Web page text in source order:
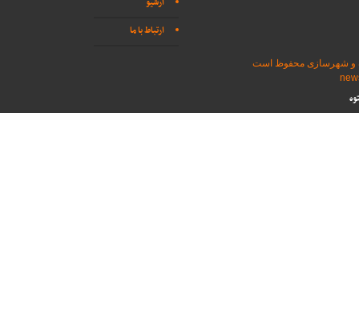
ارتباط با ما
و شهرسازی محفوظ است